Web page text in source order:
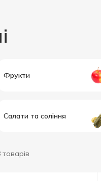
Фрукти
Салати та соління
товарів